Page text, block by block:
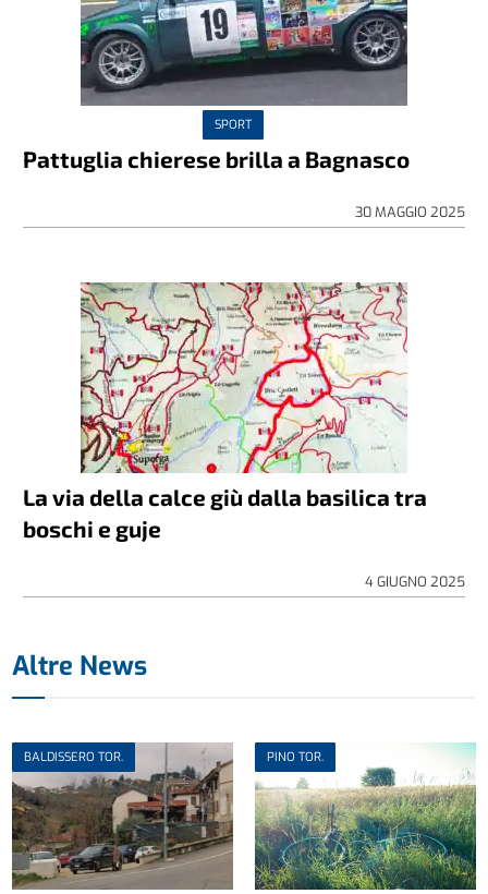
SPORT
Pattuglia chierese brilla a Bagnasco
30 MAGGIO 2025
La via della calce giù dalla basilica tra
boschi e guje
4 GIUGNO 2025
Altre News
BALDISSERO TOR. PINO TOR.